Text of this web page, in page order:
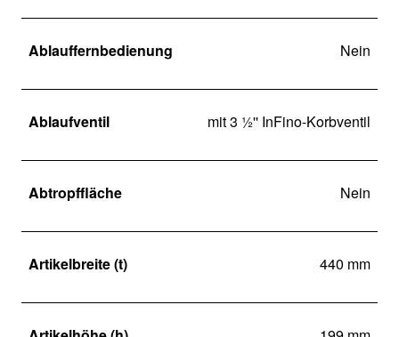
Ablauffernbedienung Nein
Ablaufventil mit 3 ½'' InFino-Korbventil
Abtropffläche Nein
Artikelbreite (t) 440 mm